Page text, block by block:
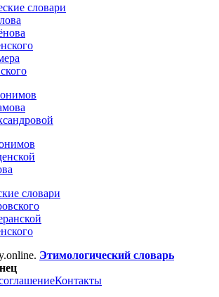
словари
словари
Этимологический словарь
Контакты